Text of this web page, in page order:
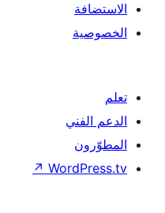
إضافات
الأنماط
شارك بالمساهمة معنا
الفعاليات
Donate
Swag
↗